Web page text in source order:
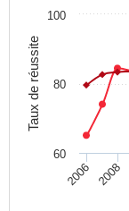
Taux de réussite
2006 2008
60
80
100